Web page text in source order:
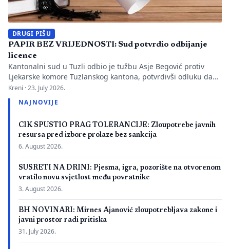
DRUGI PIŠU
PAPIR BEZ VRIJEDNOSTI: Sud potvrdio odbijanje
licence
Kantonalni sud u Tuzli odbio je tužbu Asje Begović protiv
Ljekarske komore Tuzlanskog kantona, potvrdivši odluku da
joj se ne izda, odnosno ne obnovi licenca za samostalan rad
zbog neispunjavanja propisanih uslova. Presuda bi mogla
imati značaj i za druge postupke koje bivši studenti spornih
Hercegovini. […]
Kreni ·23. July 2026.
NAJNOVIJE
CIK SPUSTIO PRAG TOLERANCIJE: Zloupotrebe javnih
resursa pred izbore prolaze bez sankcija
6. August 2026.
SUSRETI NA DRINI: Pjesma, igra, pozorište na otvorenom
vratilo novu svjetlost među povratnike
3. August 2026.
BH NOVINARI: Mirnes Ajanović zloupotrebljava zakone i
javni prostor radi pritiska
31. July 2026.